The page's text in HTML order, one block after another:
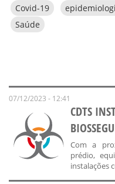
Covid-19
Saúde
07/12/2023 - 12:41
CDTS
Com a
prédio,
instalações